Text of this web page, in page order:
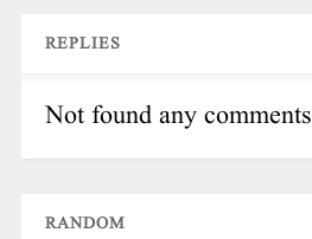
REPLIES
Not found any comments
RANDOM